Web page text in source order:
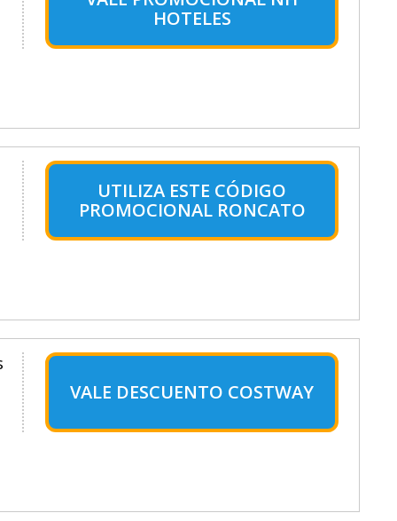
HOTELES
UTILIZA ESTE CÓDIGO
PROMOCIONAL RONCATO
VALE DESCUENTO COSTWAY